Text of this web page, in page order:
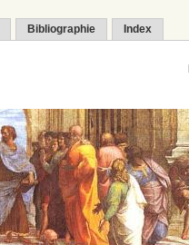
Bibliographie Index